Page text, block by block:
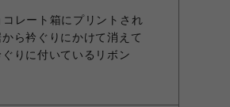
レート箱にプリントされ
ら衿ぐりにかけて消えて
りに付いているリボン